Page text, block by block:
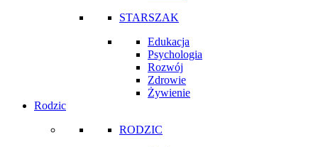
STARSZAK
Edukacja
Psychologia
Rozwój
Zdrowie
Żywienie
Rodzic
RODZIC